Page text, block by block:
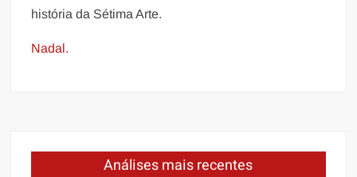
história da Sétima Arte.
Nadal.
Análises mais recentes